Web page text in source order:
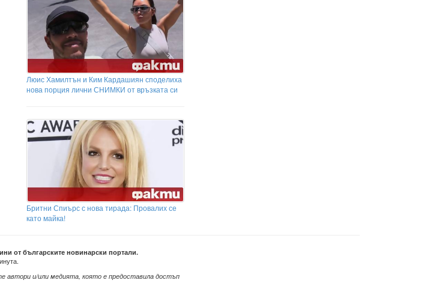
Люис Хамилтън и Ким Кардашиян споделиха
нова порция лични СНИМКИ от връзката си
Бритни Спиърс с нова тирада: Провалих се
като майка!
от българските новинарски портали.
автори и/или медията, която е предоставила достъп